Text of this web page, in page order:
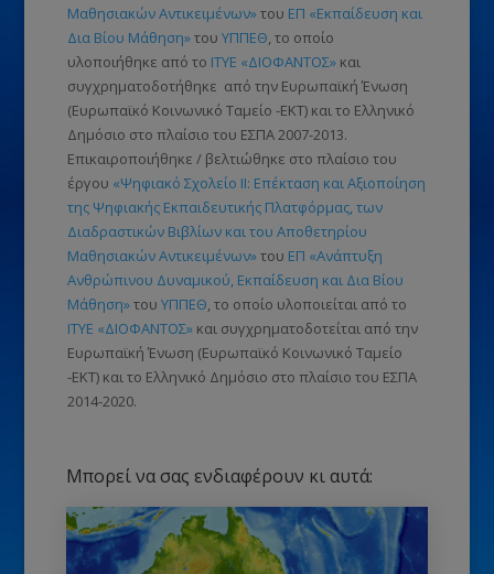
Μαθησιακών Αντικειμένων»του ΕΠ «Εκπαίδευση και
Δια Βίου Μάθηση»του ΥΠΠΕΘ, το οποίο
υλοποιήθηκε από το ΙΤΥΕ «ΔΙΟΦΑΝΤΟΣ»και
συγχρηματοδοτήθηκε από την Ευρωπαϊκή Ένωση
(Ευρωπαϊκό Κοινωνικό Ταμείο -ΕΚΤ)και το Ελληνικό
Δημόσιο στο πλαίσιο του ΕΣΠΑ 2007-2013.
Επικαιροποιήθηκε / βελτιώθηκε στο πλαίσιο του
έργου «Ψηφιακό Σχολείο ΙΙ: Επέκταση και Αξιοποίηση
της Ψηφιακής Εκπαιδευτικής Πλατφόρμας, των
Διαδραστικών Βιβλίων και του Αποθετηρίου
Μαθησιακών Αντικειμένων»του ΕΠ «Ανάπτυξη
Ανθρώπινου Δυναμικού, Εκπαίδευση και Δια Βίου
Μάθηση»του ΥΠΠΕΘ, το οποίο υλοποιείται από το
ΙΤΥΕ «ΔΙΟΦΑΝΤΟΣ»και συγχρηματοδοτείται από την
Ευρωπαϊκή Ένωση (Ευρωπαϊκό Κοινωνικό Ταμείο
-ΕΚΤ)και το Ελληνικό Δημόσιο στο πλαίσιο του ΕΣΠΑ
2014-2020.
Μπορεί να σας ενδιαφέρουν κι αυτά: